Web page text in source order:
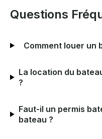
Questions
Comment louer un
La location du
?
Faut-il un permis
bateau ?